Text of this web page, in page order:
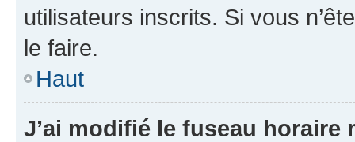
utilisateurs inscrits. Si vous
le faire.
Haut
J’ai modifié le fuseau horaire